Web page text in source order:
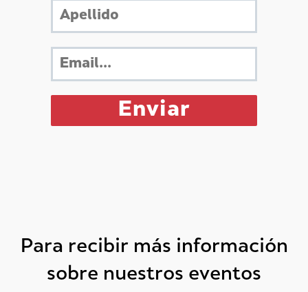
Para recibir más información
sobre nuestros eventos